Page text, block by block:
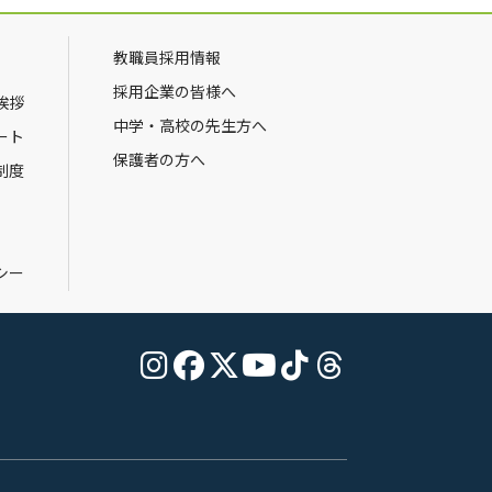
拶
ト
度
ー
教職員採用情報
採用企業の皆様へ
中学・高校の先生方へ
保護者の方へ